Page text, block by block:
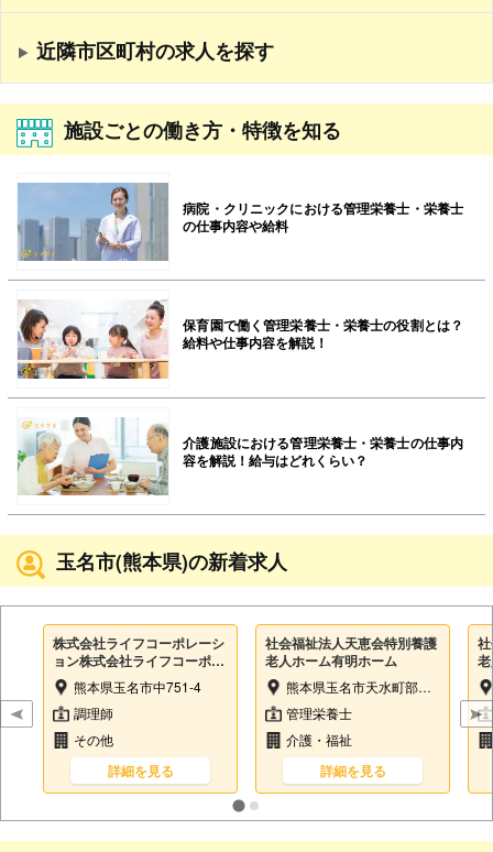
近隣市区町村の求人を探す
施設ごとの働き方・特徴を知る
病院・クリニックにおける管理栄養士・栄養士
の仕事内容や給料
保育園で働く管理栄養士・栄養士の役割とは？
給料や仕事内容を解説！
介護施設における管理栄養士・栄養士の仕事内
容を解説！給与はどれくらい？
玉名市(熊本県)の新着求人
株式会社ライフコーポレーシ
ョン株式会社ライフコーポレ
ーション（有料老人ホームラ
イフケア六田内）
熊本県玉名市中751-4
調理師
その他
詳細を見る
社会福祉法人天恵会特別養護
老人ホーム有明ホーム
熊本県玉名市天水町部田見440
管理栄養士
介護・福祉
詳細を見る